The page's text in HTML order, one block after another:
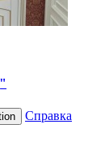
Справка